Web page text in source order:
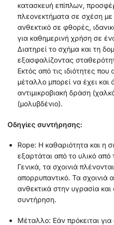
κατασκευή επίπλων,
πλεονεκτήματα σε σχέση με
ανθεκτικό σε φθορές,
για καθημερινή χρήση σε
Διατηρεί το σχήμα και τη
εξασφαλίζοντας
Εκτός από τις ιδιότητες
μέταλλο μπορεί να έχει
αντιμικροβιακή δράση
(μολυβδένιο).
Οδηγίες συντήρησης:
Rope: Η καθαριότητα και η
εξαρτάται από το υλικό από
Γενικά, τα σχοινιά
απορρυπαντικό. Τα σχοινιά
ανθεκτικά στην υγρασία
συντήρηση.
Μέταλλο: Εάν πρόκειται